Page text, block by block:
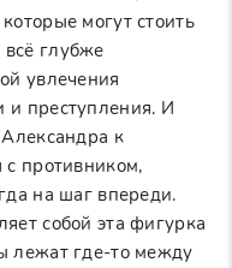
могут стоить
глубже
увлечения
и преступления. И
к
с противником,
на шаг впереди.
собой эта фигурка
лежат где-то между